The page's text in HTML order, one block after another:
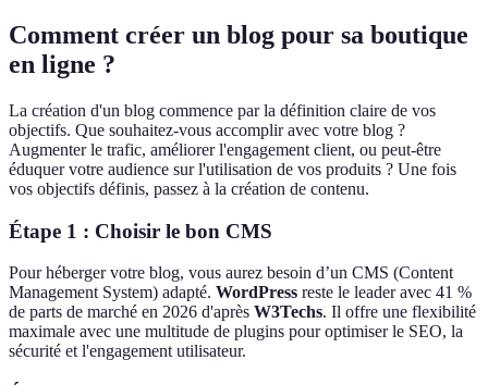
Comment créer un blog pour sa boutique
en ligne ?
La création d'un blog commence par la définition claire de vos
objectifs. Que souhaitez-vous accomplir avec votre blog ?
Augmenter le trafic, améliorer l'engagement client, ou peut-être
éduquer votre audience sur l'utilisation de vos produits ? Une fois
vos objectifs définis, passez à la création de contenu.
Étape 1 : Choisir le bon CMS
Pour héberger votre blog, vous aurez besoin d’un CMS (Content
Management System) adapté. WordPress reste le leader avec 41 %
de parts de marché en 2026 d'après W3Techs. Il offre une flexibilité
maximale avec une multitude de plugins pour optimiser le SEO, la
sécurité et l'engagement utilisateur.